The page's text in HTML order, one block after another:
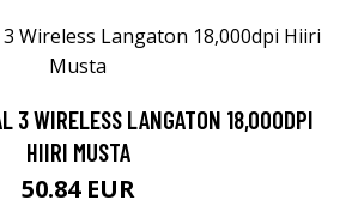
3 WIRELESS LANGATON 18,000DPI
HIIRI MUSTA
50.84 EUR